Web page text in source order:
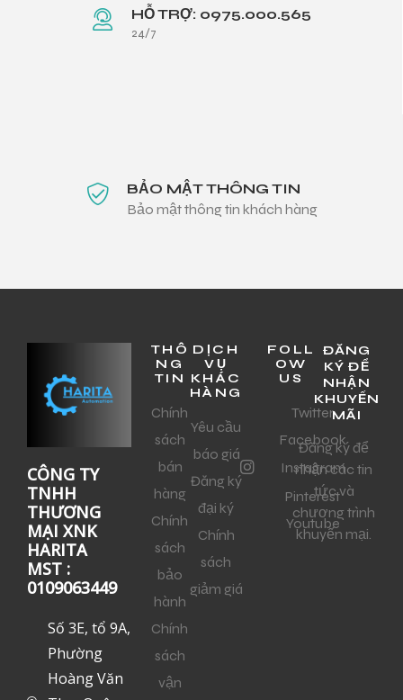
HỖ TRỢ: 0975.000.565
24/7
BẢO MẬT THÔNG TIN
Bảo mật thông tin khách hàng
CÔNG TY
TNHH
THƯƠNG
MẠI XNK
HARITA
MST :
0109063449
Số 3E, tổ 9A,
Phường
Hoàng Văn
THÔ
NG
TIN
Chính
sách
bán
hàng
Chính
sách
bảo
hành
Chính
sách
vận
DỊCH
VỤ
KHÁC
HÀNG
Yêu cầu
báo giá
Đăng ký
đại ký
Chính
sách
giảm giá
FOLL
OW
US
Twitter
Facebook
Instagram
Pinterest
Youtube
ĐĂNG
KÝ ĐỂ
NHẬN
KHUYẾN
MÃI
Đăng ký để
nhận các tin
tức và
chương trình
khuyến mại.